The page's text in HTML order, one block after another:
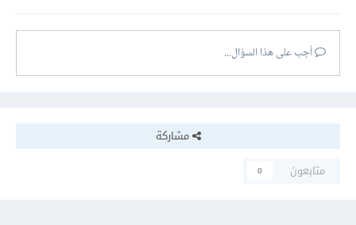
أجب على هذا السؤال...
مشاركة
متابعون
0